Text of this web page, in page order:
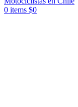
0 items $0